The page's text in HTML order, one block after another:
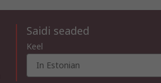
Saidi seaded
Keel
In Estonian